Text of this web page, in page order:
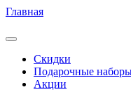
Главная
Скидки
Подарочные
Акции